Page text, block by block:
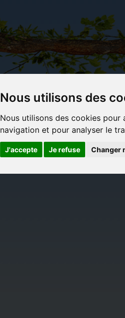
Nous utilisons des
Nous utilisons des cookies
navigation et pour analyser le
J'accepte Je refuse Changer
Carterie
papeterie
originale
Activités
manuelles,
détente et